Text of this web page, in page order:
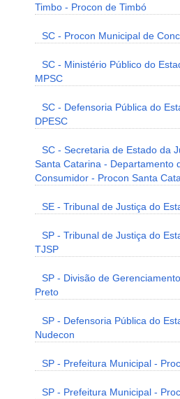
Timbo - Procon de Timbó
SC - Procon Municipal de
SC - Ministério Público do
MPSC
SC - Defensoria Pública do
DPESC
SC - Secretaria de Estado da
Santa Catarina - Departamento
Consumidor - Procon Santa
SE - Tribunal de Justiça do
SP - Tribunal de Justiça do
TJSP
SP - Divisão de
Preto
SP - Defensoria Pública do
Nudecon
SP - Prefeitura Municipal -
SP - Prefeitura Municipal -